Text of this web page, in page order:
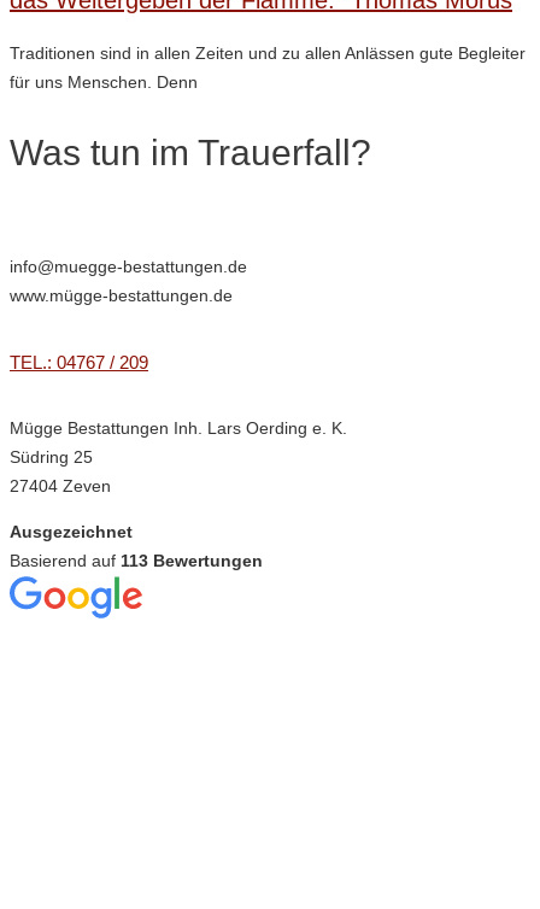
Traditionen sind in allen Zeiten und zu allen Anlässen gute Begleiter
für uns Menschen. Denn
Was tun im Trauerfall?
info@muegge-bestattungen.de
www.mügge-bestattungen.de
TEL.: 04767 / 209
Mügge Bestattungen Inh. Lars Oerding e. K.
Südring 25
27404 Zeven
Ausgezeichnet
Basierend auf 113 Bewertungen